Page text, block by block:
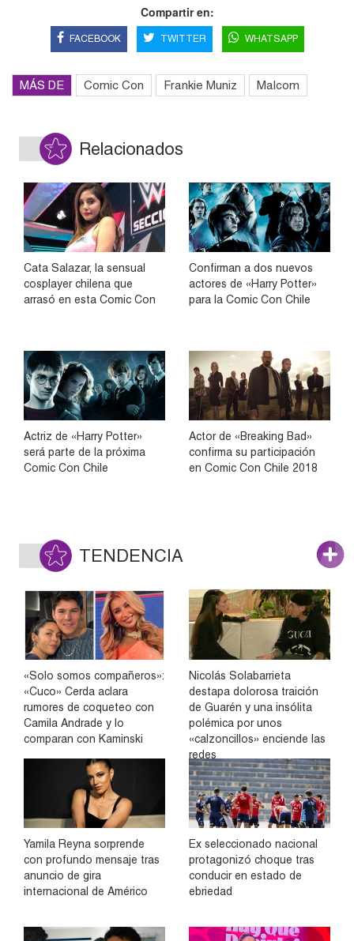
Compartir en:
FACEBOOK TWITTER WHATSAPP
MÁS DE Comic Con Frankie Muniz Malcom
Relacionados
Cata Salazar, la sensual
cosplayer chilena que
arrasó en esta Comic Con
Confirman a dos nuevos
actores de «Harry Potter»
para la Comic Con Chile
Actriz de «Harry Potter»
será parte de la próxima
Comic Con Chile
Actor de «Breaking Bad»
confirma su participación
en Comic Con Chile 2018
TENDENCIA
«Solo somos compañeros»:
«Cuco» Cerda aclara
rumores de coqueteo con
Camila Andrade y lo
comparan con Kaminski
Nicolás Solabarrieta
destapa dolorosa traición
de Guarén y una insólita
polémica por unos
«calzoncillos» enciende las
redes
Yamila Reyna sorprende
con profundo mensaje tras
anuncio de gira
internacional de Américo
Ex seleccionado nacional
protagonizó choque tras
conducir en estado de
ebriedad